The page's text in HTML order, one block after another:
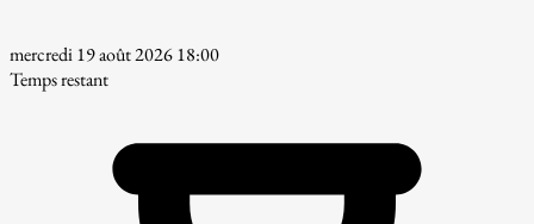
mercredi 19 août 2026 18:00
Temps restant